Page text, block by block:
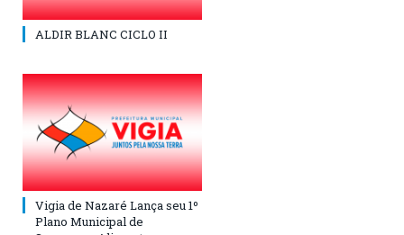
ALDIR BLANC CICLO II
Vigia de Nazaré Lança seu 1º
Plano Municipal de